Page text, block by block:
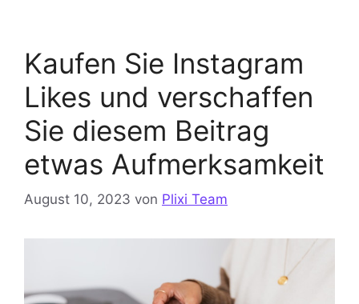
Kaufen Sie Instagram
Likes und verschaffen
Sie diesem Beitrag
etwas Aufmerksamkeit
August 10, 2023 von Plixi Team